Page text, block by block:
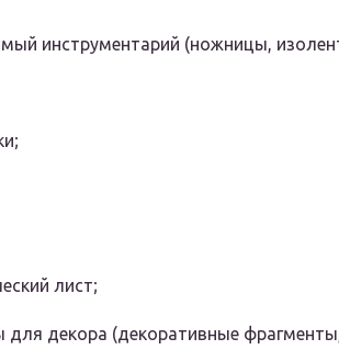
инструментарий (ножницы,
лист;
для декора (декоративные